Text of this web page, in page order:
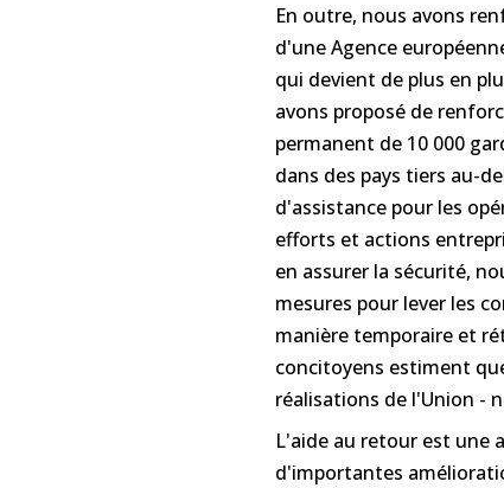
En outre, nous avons
d'une Agence
qui devient de plus en
avons proposé de
permanent de 10 000
dans des pays tiers au-
d'assistance pour les
efforts et actions
en assurer la sécurité,
mesures pour lever les
manière temporaire et
concitoyens estiment
réalisations de l'Union -
L'aide au retour est une
d'importantes